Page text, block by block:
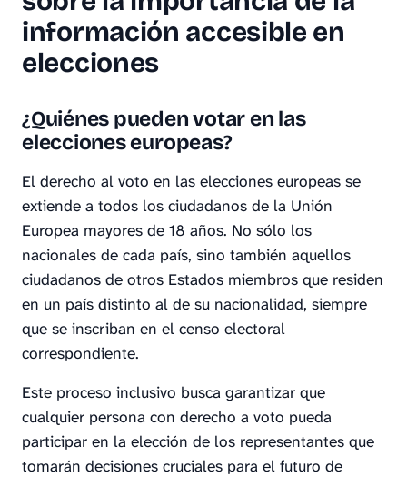
información accesible en
elecciones
¿Quiénes pueden votar en las
elecciones europeas?
El derecho al voto en las elecciones europeas se
extiende a todos los ciudadanos de la Unión
Europea mayores de 18 años. No sólo los
nacionales de cada país, sino también aquellos
ciudadanos de otros Estados miembros que residen
en un país distinto al de su nacionalidad, siempre
que se inscriban en el censo electoral
correspondiente.
Este proceso inclusivo busca garantizar que
cualquier persona con derecho a voto pueda
participar en la elección de los representantes que
tomarán decisiones cruciales para el futuro de